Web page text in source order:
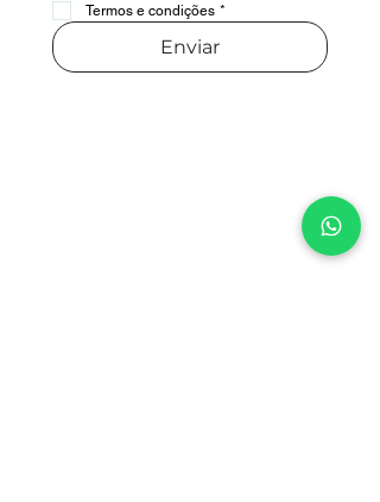
Termos e condições *
Enviar